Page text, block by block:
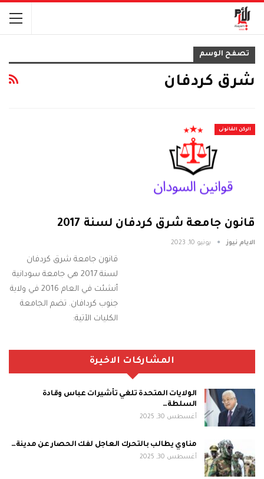
تصفح الوسم
شرق كردفان
الركن القانونى
قانون جامعة شرق كردفان لسنة 2017
الايام نيوز يونيو 10, 2023
قانون جامعة شرق كردفان
لسنة 2017 هي جامعة سودانية
أنشئت في العام 2016 في ولاية
جنوب كردافان. تضم الجامعة
الكليات الآتية:
المشاركات الاخيرة
الولايات المتحدة تلغي تأشيرات عباس وقادة
السلطة…
أغسطس 30, 2025
مناوي يطالب بالتحرك العاجل لفك الحصار عن مدينة…
أغسطس 30, 2025